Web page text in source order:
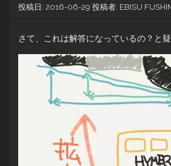
投稿日: 2016-06-29 投稿者: EBISU
さて、これは解答になっているの？と